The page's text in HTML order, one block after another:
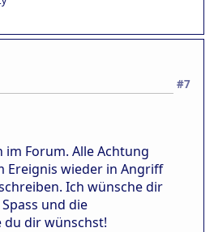
#7
Forum. Alle Achtung
Ereignis wieder in Angriff
Ich wünsche dir
und die
du dir wünschst!